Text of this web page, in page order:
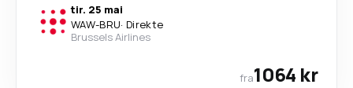
tir. 25 mai
WAW-BRU· Direkte
Brussels Airlines
fra1064 kr